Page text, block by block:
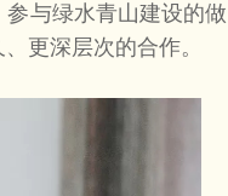
与绿水青山建设的做
更深层次的合作。